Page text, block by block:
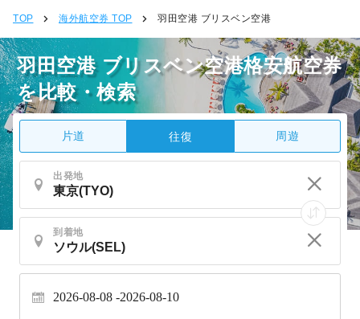
TOP 海外航空券 TOP 羽田空港 ブリスベン空港
羽田空港 ブリスベン空港格安航空券
を比較・検索
片道 往復 周遊
出発地
到着地
2026-08-08 2026-08-10